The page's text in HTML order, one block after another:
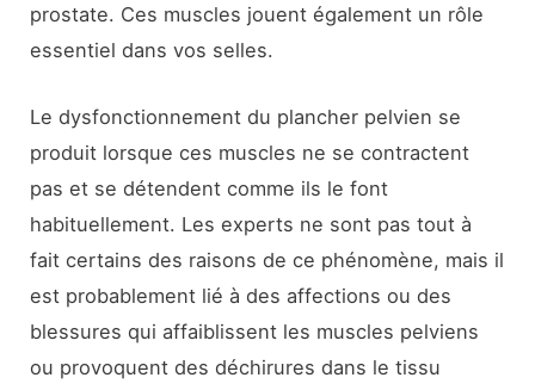
prostate. Ces muscles jouent également un rôle
essentiel dans vos selles.
Le dysfonctionnement du plancher pelvien se
produit lorsque ces muscles ne se contractent
pas et se détendent comme ils le font
habituellement. Les experts ne sont pas tout à
fait certains des raisons de ce phénomène, mais il
est probablement lié à des affections ou des
blessures qui affaiblissent les muscles pelviens
ou provoquent des déchirures dans le tissu